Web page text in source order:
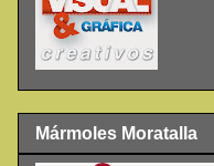
Mármoles Moratalla